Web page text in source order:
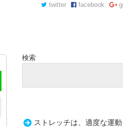
twitter facebook
検索
ストレッチは、適度な運動